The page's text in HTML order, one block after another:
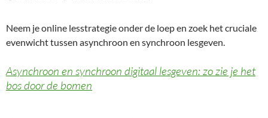
Neem je online lesstrategie onder de loep en zoek het cruciale
evenwicht tussen asynchroon en synchroon lesgeven.
Asynchroon en synchroon digitaal lesgeven: zo zie je het
bos door de bomen